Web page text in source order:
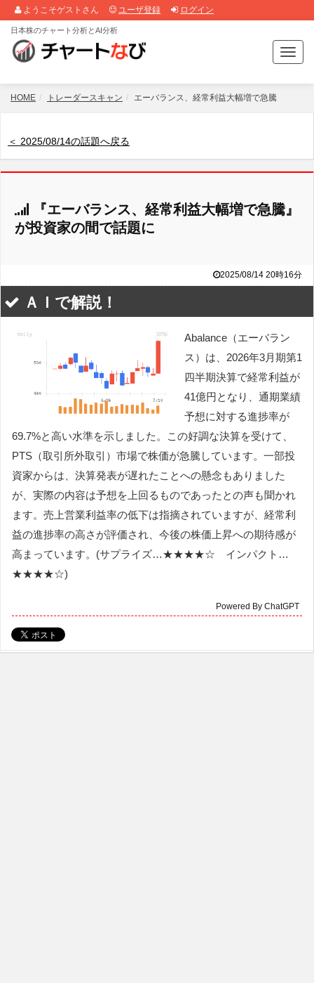
ようこそゲストさん ユーザ登録 ログイン
T
o
g
a
日本株のチャート分析とAI分析
HOME トレーダースキャン エーバランス、経常利益大幅増で急騰
＜ 2025/08/14の話題へ戻る
『エーバランス、経常利益大幅増で急騰』
が投資家の間で話題に
2025/08/14 20時16分
ＡＩで解説！
Abalance（エーバラン
ス）は、2026年3月期第1
四半期決算で経常利益が
41億円となり、通期業績
予想に対する進捗率が
69.7%と高い水準を示しました。この好調な決算を受けて、
PTS（取引所外取引）市場で株価が急騰しています。一部投
資家からは、決算発表が遅れたことへの懸念もありました
が、実際の内容は予想を上回るものであったとの声も聞かれ
ます。売上営業利益率の低下は指摘されていますが、経常利
益の進捗率の高さが評価され、今後の株価上昇への期待感が
高まっています。(サプライズ…★★★★☆ インパクト…
★★★★☆)
Powered By ChatGPT